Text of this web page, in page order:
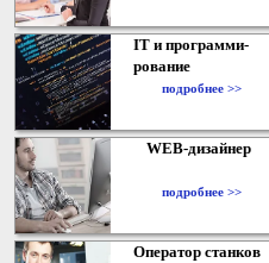
IT и программи-
рование
подробнее >>
WEB-дизайнер
подробнее >>
Оператор станков